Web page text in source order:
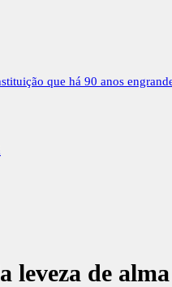
que há 90 anos
leveza de alma